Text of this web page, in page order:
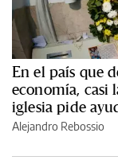
En el país que
economía, casi
iglesia pide
Alejandro Rebossio